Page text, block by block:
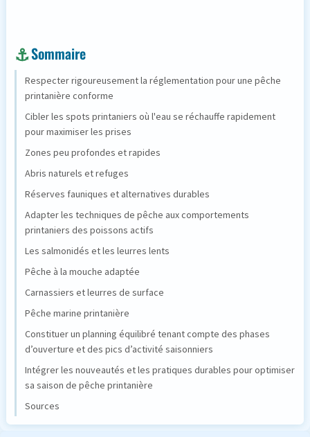
Sommaire
Respecter rigoureusement la réglementation pour une pêche
printanière conforme
Cibler les spots printaniers où l'eau se réchauffe rapidement
pour maximiser les prises
Zones peu profondes et rapides
Abris naturels et refuges
Réserves fauniques et alternatives durables
Adapter les techniques de pêche aux comportements
printaniers des poissons actifs
Les salmonidés et les leurres lents
Pêche à la mouche adaptée
Carnassiers et leurres de surface
Pêche marine printanière
Constituer un planning équilibré tenant compte des phases
d’ouverture et des pics d’activité saisonniers
Intégrer les nouveautés et les pratiques durables pour optimiser
sa saison de pêche printanière
Sources